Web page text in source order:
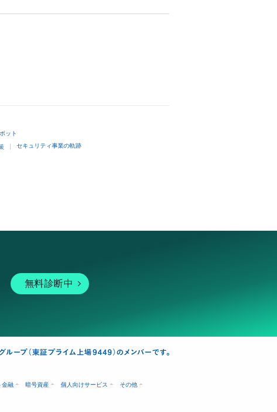
ット
セキュリティ事業の軌跡
無料診断中
金融 暗号資産 個人向けサービス その他